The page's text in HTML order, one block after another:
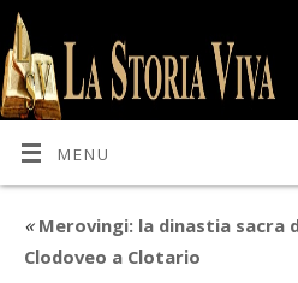
MENU
«Merovingi: la dinastia sacra
Clodoveo a Clotario